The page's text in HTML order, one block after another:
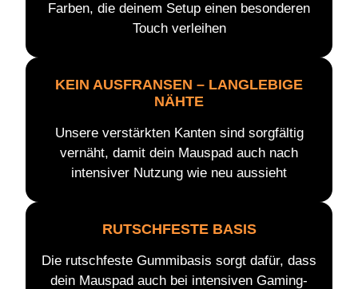
Farben, die deinem Setup einen besonderen
Touch verleihen
KEIN AUSFRANSEN – LANGLEBIGE
NÄHTE
Unsere verstärkten Kanten sind sorgfältig
vernäht, damit dein Mauspad auch nach
intensiver Nutzung wie neu aussieht
RUTSCHFESTE BASIS
Die rutschfeste Gummibasis sorgt dafür, dass
dein Mauspad auch bei intensiven Gaming-